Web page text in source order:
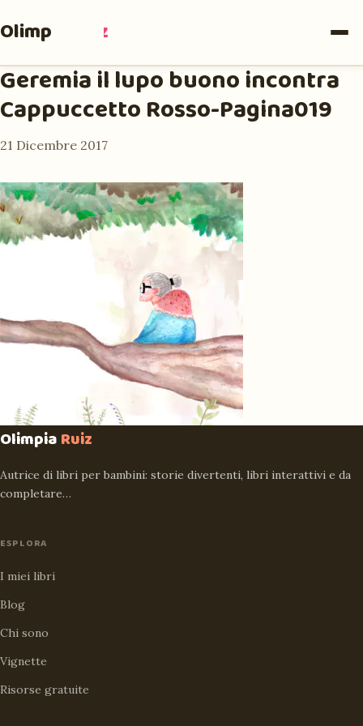
Olimpia Ruiz
Geremia il lupo buono incontra
Cappuccetto Rosso-Pagina019
21 Dicembre 2017
OlimpiaRuiz
Autrice di libri per bambini: storie divertenti, libri interattivi e da
completare…
ESPLORA
I miei libri
Blog
Chi sono
Vignette
Risorse gratuite